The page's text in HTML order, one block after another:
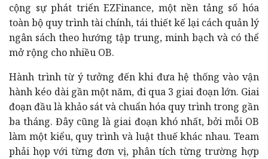
cộng sự phát triển EZFinance, một nền tảng số hóa
toàn bộ quy trình tài chính, tái thiết kế lại cách quản lý
ngân sách theo hướng tập trung, minh bạch và có thể
mở rộng cho nhiều OB.
Hành trình từ ý tưởng đến khi đưa hệ thống vào vận
hành kéo dài gần một năm, đi qua 3 giai đoạn lớn. Giai
đoạn đầu là khảo sát và chuẩn hóa quy trình trong gần
ba tháng. Đây cũng là giai đoạn khó nhất, bởi mỗi OB
làm một kiểu, quy trình và luật thuế khác nhau. Team
phải họp với từng đơn vị, phân tích từng trường hợp